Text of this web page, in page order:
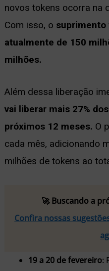
novos tokens ocorra na
Com isso, o
atualmente de 150
milhões.
Além dessa liberação
vai liberar mais 27%
próximos 12 meses. O
cada mês, adicionando
milhões de tokens ao
🚀 Buscando a
Confira nossas
19 a 20 de fevereiro: